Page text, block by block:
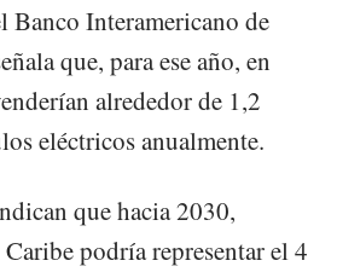
Banco Interamericano de
que, para ese año, en
alrededor de 1,2
eléctricos anualmente.
que hacia 2030,
podría representar el 4